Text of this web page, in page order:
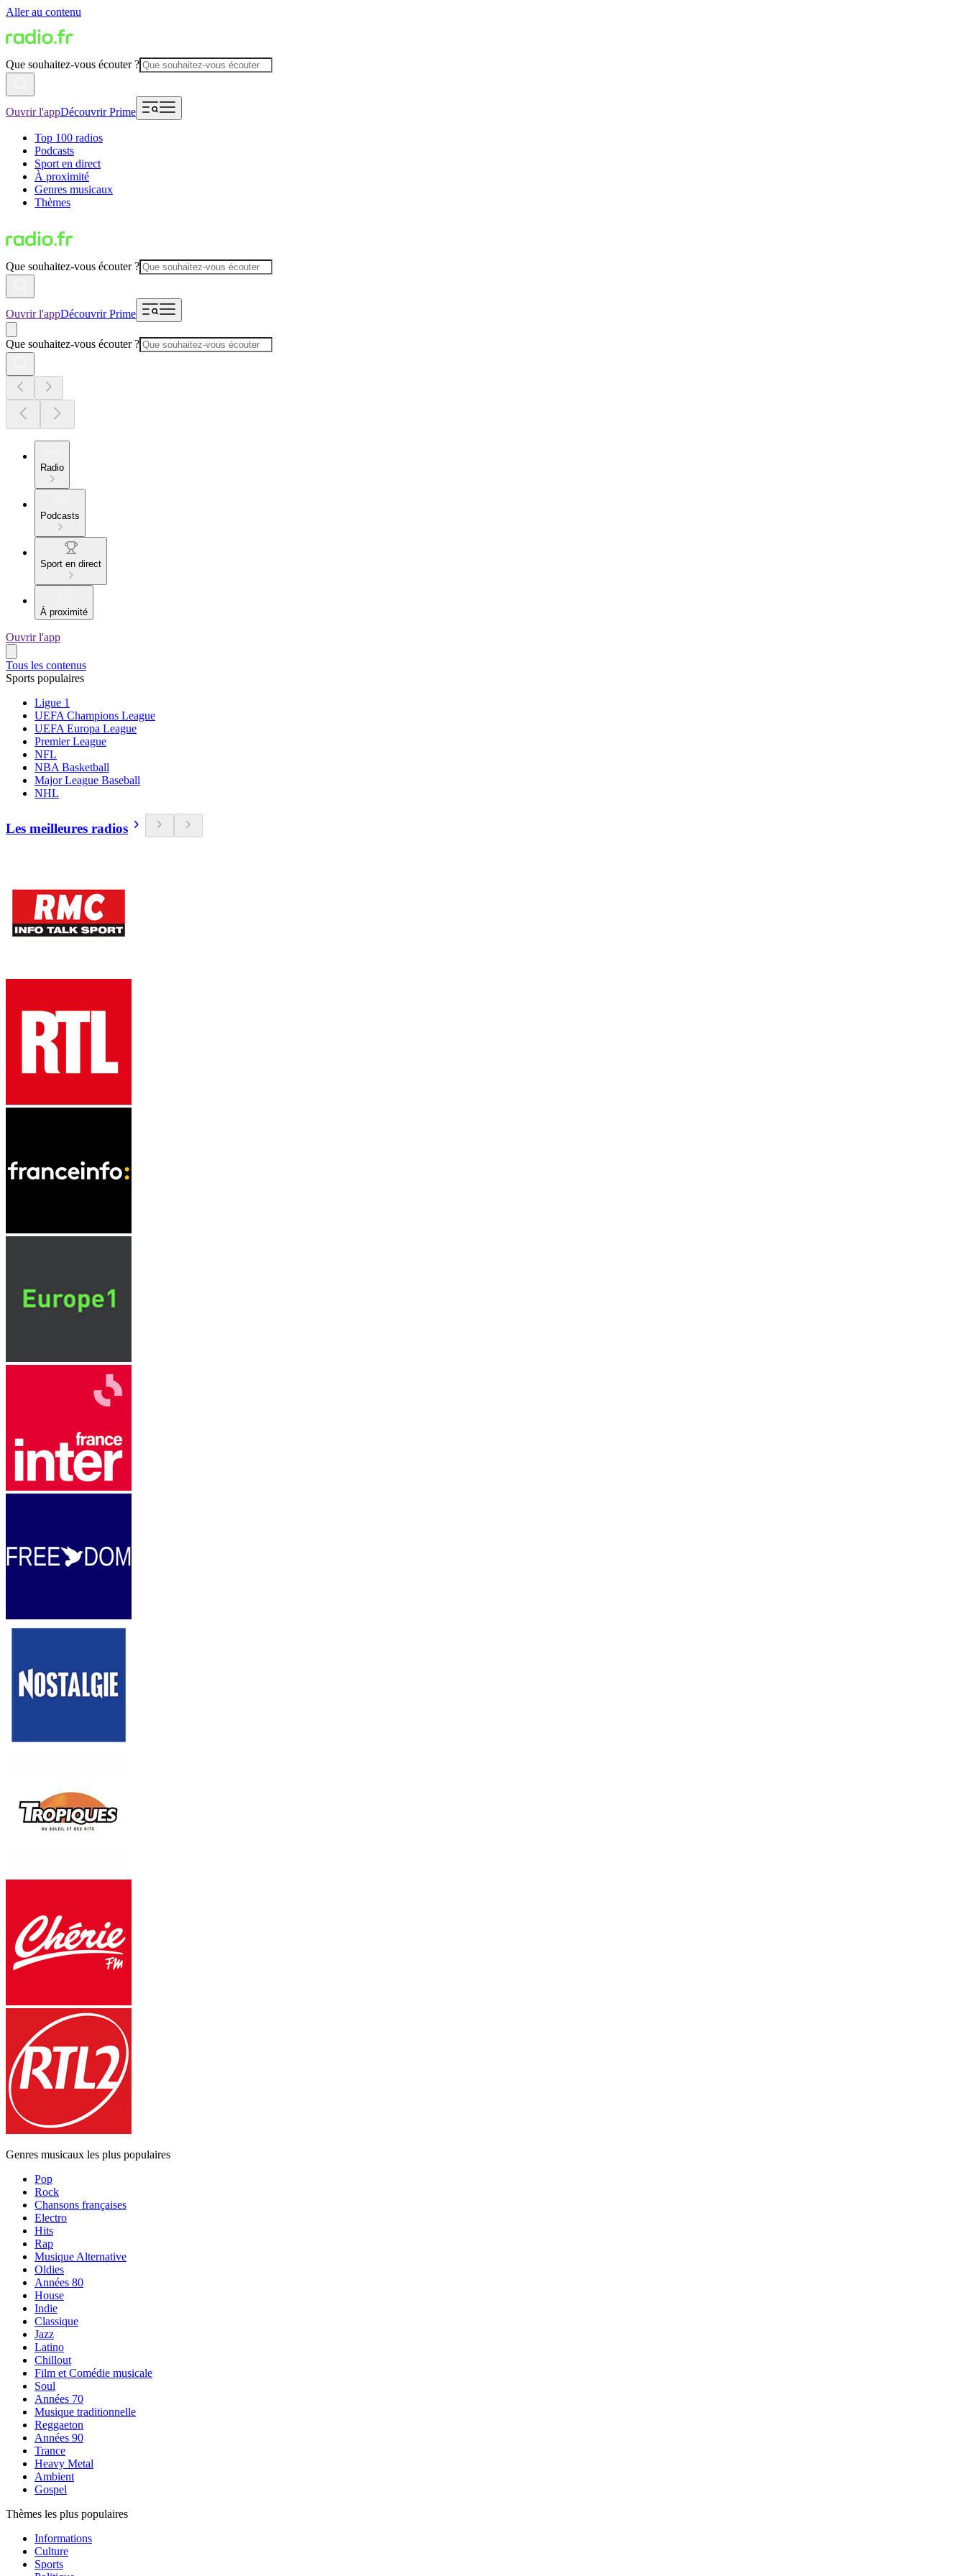
Aller au contenu
Que souhaitez-vous écouter ?
Ouvrir l'appDécouvrir Prime
Top 100 radios
Podcasts
Sport en direct
À proximité
Genres musicaux
Thèmes
Que souhaitez-vous écouter ?
Ouvrir l'appDécouvrir Prime
Que souhaitez-vous écouter ?
Radio
Podcasts
Sport en direct
À proximité
Ouvrir l'app
Tous les contenus
Sports populaires
Ligue 1
UEFA Champions League
UEFA Europa League
Premier League
NFL
NBA Basketball
Major League Baseball
NHL
Les meilleures radios
Genres musicaux les plus populaires
Pop
Rock
Chansons françaises
Electro
Hits
Rap
Musique Alternative
Oldies
Années 80
House
Indie
Classique
Jazz
Latino
Chillout
Film et Comédie musicale
Soul
Années 70
Musique traditionnelle
Reggaeton
Années 90
Trance
Heavy Metal
Ambient
Gospel
Thèmes les plus populaires
Informations
Culture
Sports